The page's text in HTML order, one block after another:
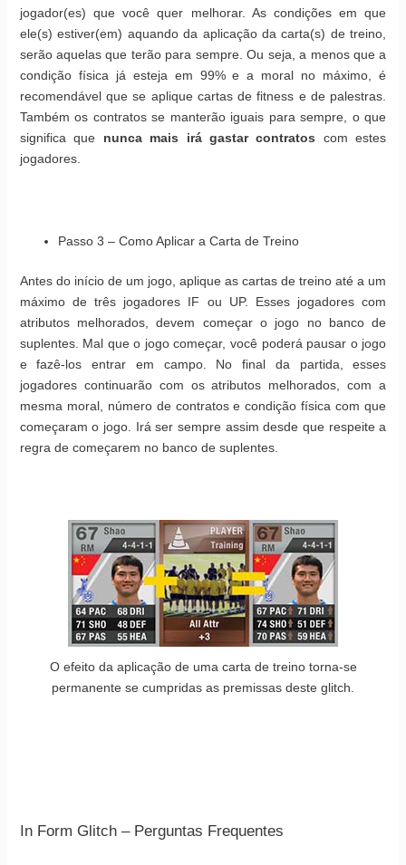
jogador(es) que você quer melhorar. As condições em que
ele(s) estiver(em) aquando da aplicação da carta(s) de treino,
serão aquelas que terão para sempre. Ou seja, a menos que a
condição física já esteja em 99% e a moral no máximo, é
recomendável que se aplique cartas de fitness e de palestras.
Também os contratos se manterão iguais para sempre, o que
significa que nunca mais irá gastar contratos com estes
jogadores.
Passo 3 – Como Aplicar a Carta de Treino
Antes do início de um jogo, aplique as cartas de treino até a um
máximo de três jogadores IF ou UP. Esses jogadores com
atributos melhorados, devem começar o jogo no banco de
suplentes. Mal que o jogo começar, você poderá pausar o jogo
e fazê-los entrar em campo. No final da partida, esses
jogadores continuarão com os atributos melhorados, com a
mesma moral, número de contratos e condição física com que
começaram o jogo. Irá ser sempre assim desde que respeite a
regra de começarem no banco de suplentes.
O efeito da aplicação de uma carta de treino torna-se
permanente se cumpridas as premissas deste glitch.
In Form Glitch – Perguntas Frequentes